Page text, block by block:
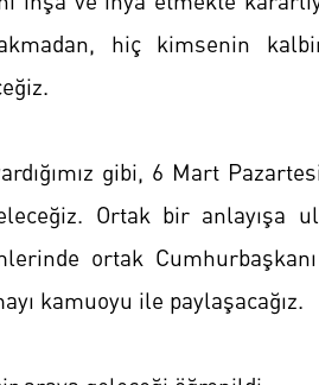
hiç kimsenin
gibi, 6 Mart
Ortak bir anlayışa
ortak Cumhurbaşkanı
kamuoyu ile paylaşacağız.